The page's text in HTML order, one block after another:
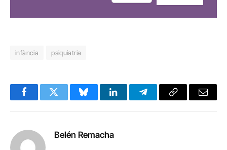
infància psiquiatria
FacebookTwitter BlueskyLinkedInTelegramCopy
Email
Belén Remacha